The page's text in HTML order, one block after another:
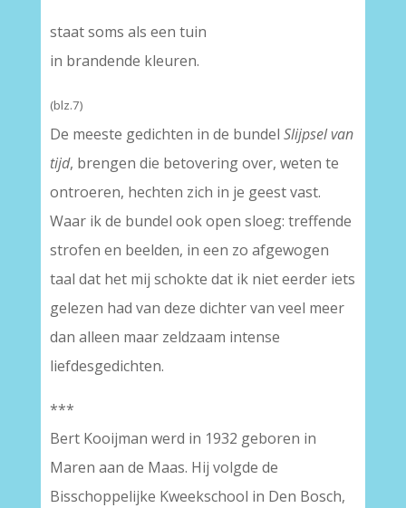
staat soms als een tuin
in brandende kleuren.
(blz.7)
De meeste gedichten in de bundel Slijpsel van
tijd, brengen die betovering over, weten te
ontroeren, hechten zich in je geest vast.
Waar ik de bundel ook open sloeg: treffende
strofen en beelden, in een zo afgewogen
taal dat het mij schokte dat ik niet eerder iets
gelezen had van deze dichter van veel meer
dan alleen maar zeldzaam intense
liefdesgedichten.
***
Bert Kooijman werd in 1932 geboren in
Maren aan de Maas. Hij volgde de
Bisschoppelijke Kweekschool in Den Bosch,